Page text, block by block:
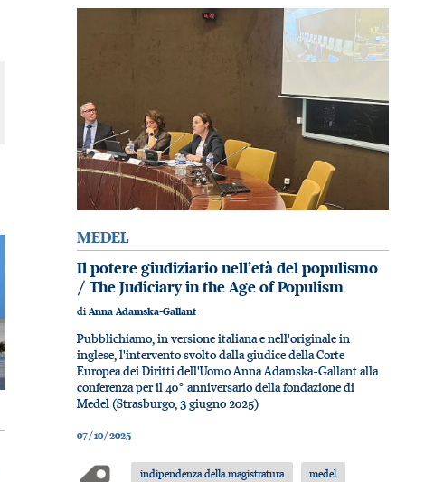
MEDEL
Il potere giudiziario nell’età del populismo
/ The Judiciary in the Age of Populism
diAnna Adamska-Gallant
Pubblichiamo, in versione italiana e nell'originale in
inglese, l'intervento svolto dalla giudice della Corte
Europea dei Diritti dell'Uomo Anna Adamska-Gallant alla
conferenza per il 40° anniversario della fondazione di
Medel (Strasburgo, 3 giugno 2025)
07/10/2025
indipendenza della magistratura medel